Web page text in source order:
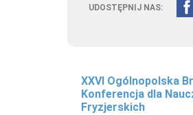
UDOSTĘPNIJ NAS:
XXVI Ogólnopolska
Konferencja dla
Fryzjerskich